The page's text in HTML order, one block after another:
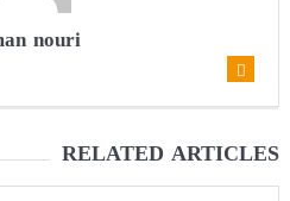
nouri
RELATED ARTICLES